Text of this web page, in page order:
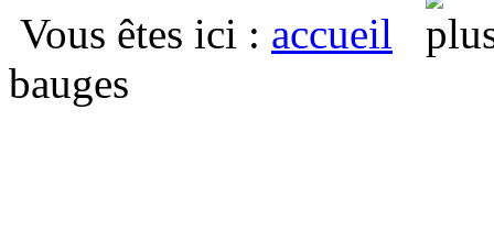
Vous êtes ici : accueil
bauges